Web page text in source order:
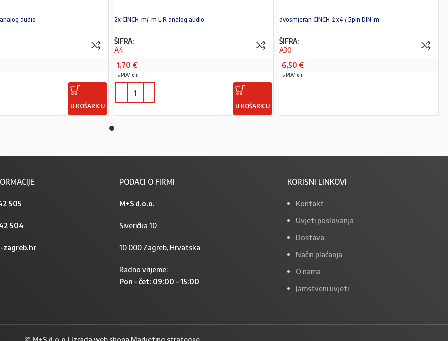
audio
U KOŠARICU
2x CINCH-m/-m L R analog audio
ŠIFRA:
A4
1,70 €
s PDV-om
U KOŠARICU
dvosmjeran CINCH-ž x4 / 5pin DIN-m
ŠIFRA:
A30
6,50 €
s PDV-om
505
504
zagreb.hr
PODACI O FIRMI
M+S d.o.o.
Siverićka 10
10 000 Zagreb, Hrvatska
Radno vrijeme:
Pon – čet: 09:00 – 15:00
KORISNI LINKOVI
Kontakt
Uvjeti poslovanja
Dostava
Način plaćanja
O nama
Jamstveni uvjeti